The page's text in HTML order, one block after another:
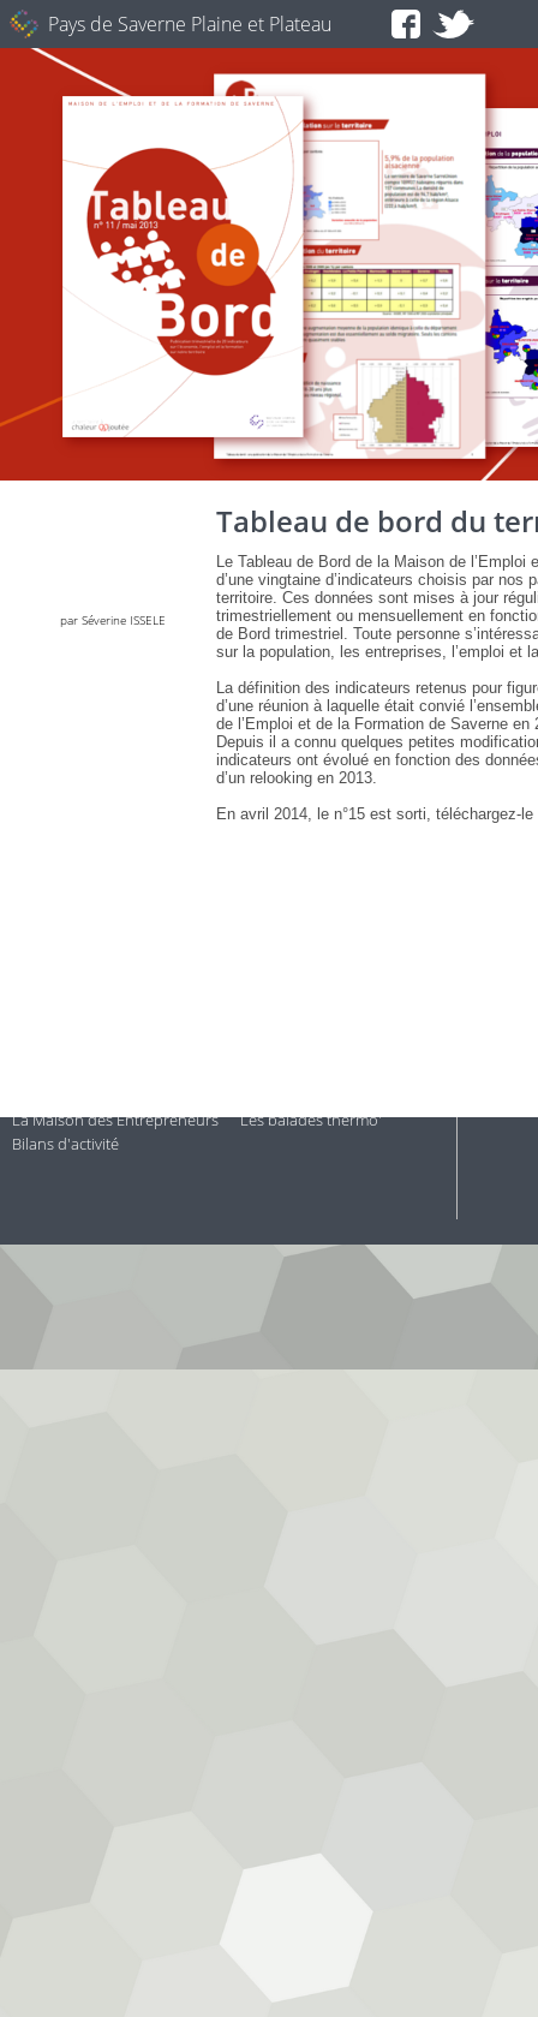
Pays de Saverne Plaine et Plateau
Tableau de bord du
Le Tableau de Bord de la Maison de
d’une vingtaine d’indicateurs choisis par nos
territoire. Ces données sont mises à jour
trimestriellement ou mensuellement en
de Bord trimestriel. Toute personne
sur la population, les entreprises, l’emploi et
La définition des indicateurs retenus pour
d’une réunion à laquelle était convié
de l’Emploi et de la Formation de Saverne
Depuis il a connu quelques petites
indicateurs ont évolué en fonction des
d’un relooking en 2013.
En avril 2014, le n°15 est sorti, téléchargez-le
par Séverine ISSELE
La Maison des Entrepreneurs
Les balades thermo'
Bilans d'activité